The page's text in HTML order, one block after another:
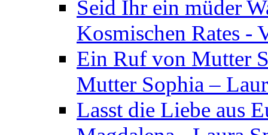
Seid Ihr ein müder
Kosmischen Rates -
Ein Ruf von Mutter
Mutter Sophia –
Lasst die Liebe aus